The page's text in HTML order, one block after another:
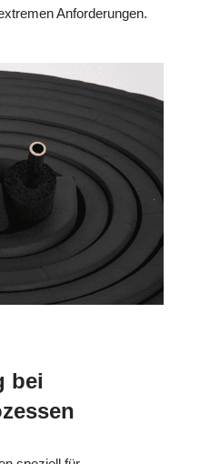
Anforderungen.
bei